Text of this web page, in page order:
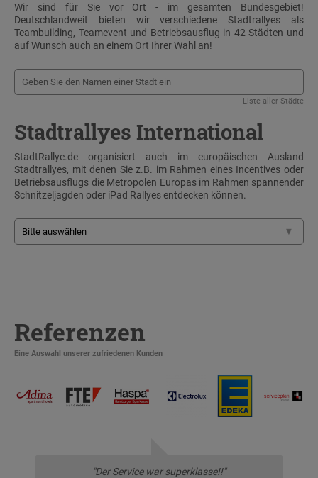
Wir sind für Sie vor Ort - im gesamten Bundesgebiet!
Deutschlandweit bieten wir verschiedene Stadtrallyes als
Teambuilding, Teamevent und Betriebsausflug in 42 Städten und
auf Wunsch auch an einem Ort Ihrer Wahl an!
Liste aller Städte
Stadtrallyes International
StadtRallye.de organisiert auch im europäischen Ausland
Stadtrallyes, mit denen Sie z.B. im Rahmen eines Incentives oder
Betriebsausflugs die Metropolen Europas im Rahmen spannender
Schnitzeljagden oder iPad Rallyes entdecken können.
Referenzen
Eine Auswahl unserer zufriedenen Kunden
"Der Service war superklasse!!"